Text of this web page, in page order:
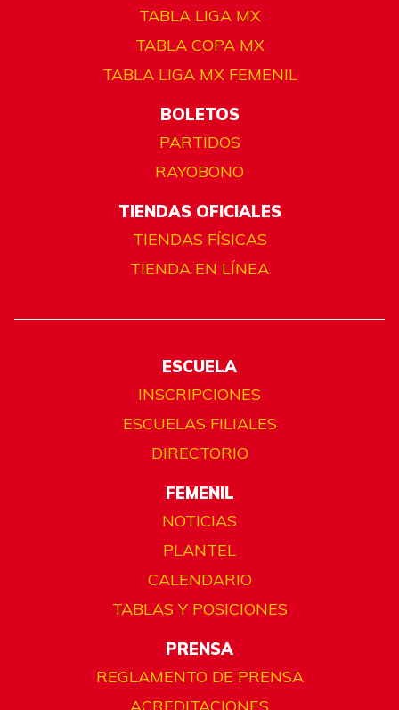
TABLA LIGA MX
TABLA COPA MX
TABLA LIGA MX FEMENIL
BOLETOS
PARTIDOS
RAYOBONO
TIENDAS OFICIALES
TIENDAS FÍSICAS
TIENDA EN LÍNEA
ESCUELA
INSCRIPCIONES
ESCUELAS FILIALES
DIRECTORIO
FEMENIL
NOTICIAS
PLANTEL
CALENDARIO
TABLAS Y POSICIONES
PRENSA
REGLAMENTO DE PRENSA